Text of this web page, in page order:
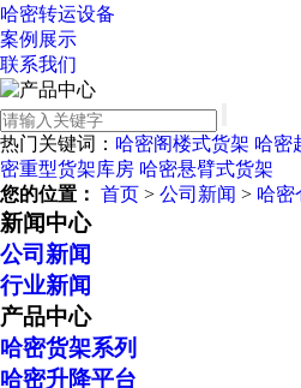
哈密转运设备
案例展示
联系我们
热门关键词： 哈密阁楼式货架 哈密
密重型货架库房 哈密悬臂式货架
您的位置： 首页 > 公司新闻 > 哈密
新闻中心
公司新闻
行业新闻
产品中心
哈密货架系列
哈密升降平台